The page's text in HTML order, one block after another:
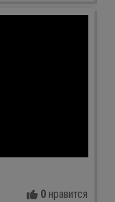
0нравится